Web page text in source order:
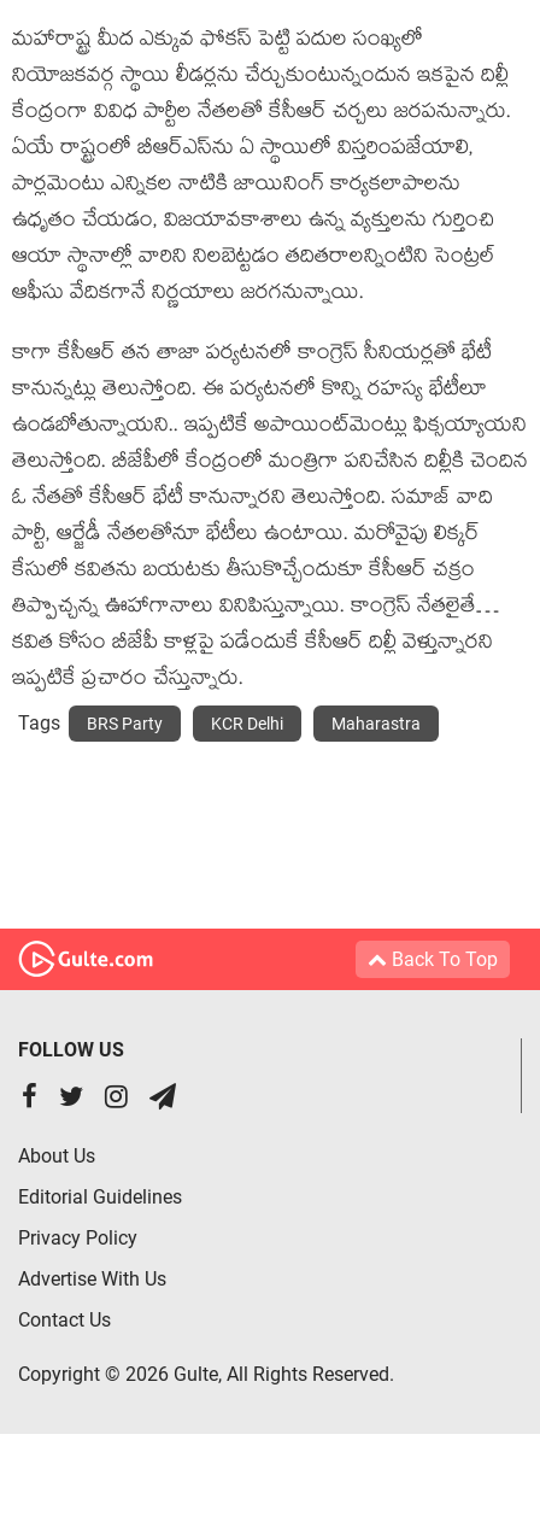
మహారాష్ట్ర మీద ఎక్కువ ఫోకస్ పెట్టి పదుల సంఖ్యలో
నియోజకవర్గ స్థాయి లీడర్లను చేర్చుకుంటున్నందున ఇకపైన దిల్లీ
కేంద్రంగా వివిధ పార్టీల నేతలతో కేసీఆర్ చర్చలు జరపనున్నారు.
ఏయే రాష్ట్రంలో బీఆర్ఎస్‌ను ఏ స్థాయిలో విస్తరింపజేయాలి,
పార్లమెంటు ఎన్నికల నాటికి జాయినింగ్ కార్యకలాపాలను
ఉధృతం చేయడం, విజయావకాశాలు ఉన్న వ్యక్తులను గుర్తించి
ఆయా స్థానాల్లో వారిని నిలబెట్టడం తదితరాలన్నింటిని సెంట్రల్
ఆఫీసు వేదికగానే నిర్ణయాలు జరగనున్నాయి.
కాగా కేసీఆర్ తన తాజా పర్యటనలో కాంగ్రెస్ సీనియర్లతో భేటీ
కానున్నట్లు తెలుస్తోంది. ఈ పర్యటనలో కొన్ని రహస్య భేటీలూ
ఉండబోతున్నాయని.. ఇప్పటికే అపాయింట్‌మెంట్లు ఫిక్సయ్యాయని
తెలుస్తోంది. బీజేపీలో కేంద్రంలో మంత్రిగా పనిచేసిన దిల్లీకి చెందిన
ఓ నేతతో కేసీఆర్ భేటీ కానున్నారని తెలుస్తోంది. సమాజ్ వాది
పార్టీ, ఆర్జేడీ నేతలతోనూ భేటీలు ఉంటాయి. మరోవైపు లిక్కర్
కేసులో కవితను బయటకు తీసుకొచ్చేందుకూ కేసీఆర్ చక్రం
తిప్పొచ్చన్న ఊహాగానాలు వినిపిస్తున్నాయి. కాంగ్రెస్ నేతలైతే…
కవిత కోసం బీజేపీ కాళ్లపై పడేందుకే కేసీఆర్ దిల్లీ వెళ్తున్నారని
ఇప్పటికే ప్రచారం చేస్తున్నారు.
Tags BRS Party KCR Delhi Maharastra
Back To Top
FOLLOW US
About Us
Editorial Guidelines
Privacy Policy
Advertise With Us
Contact Us
Copyright © 2026 Gulte, All Rights Reserved.